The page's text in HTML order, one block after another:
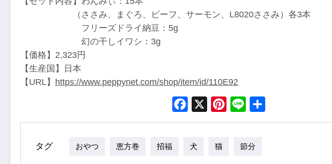
（ささみ、まぐろ、ビーフ、サーモン、L8020ささみ）各3本
フリーズドライ納豆：5g
幻の干しイワシ：3g
【価格】2,323円
【生産国】日本
【URL】 https://www.peppynet.com/shop/item/id/110E92
Facebook
X Pinterest
Line
タグ おやつ 恵方巻 招福 犬 猫 節分